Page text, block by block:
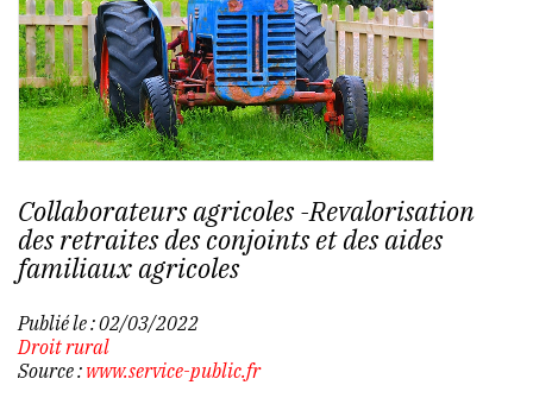
Collaborateurs agricoles -Revalorisation
des retraites des conjoints et des aides
familiaux agricoles
Publié le :02/03/2022
Droit rural
Source : www.service-public.fr